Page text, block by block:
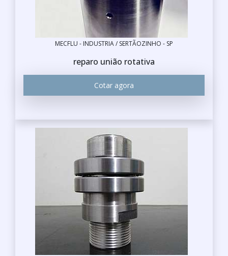
MECFLU - INDUSTRIA / SERTÃOZINHO - SP
reparo união rotativa
Cotar agora